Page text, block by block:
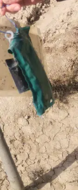
Eskişehir
Gaziantep
Giresun
Gümüşhane
Hakkari
Hatay
Isparta
Mersin
İstanbul